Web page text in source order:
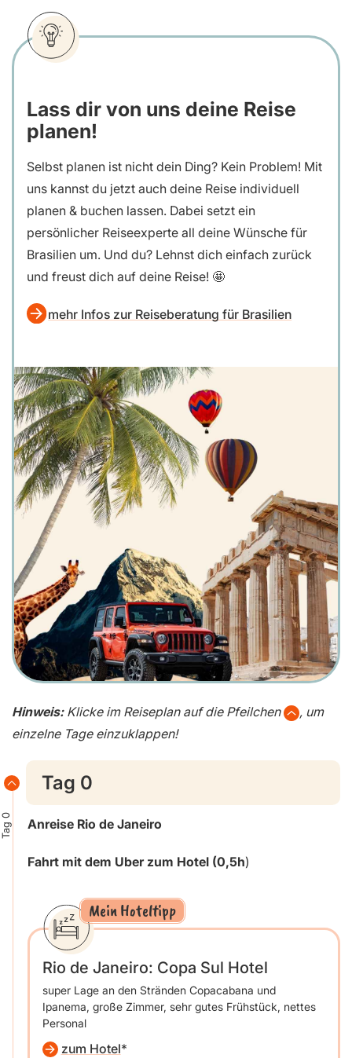
Lass dir von uns deine Reise
planen!
Selbst planen ist nicht dein Ding? Kein Problem! Mit
uns kannst du jetzt auch deine Reise individuell
planen & buchen lassen. Dabei setzt ein
persönlicher Reiseexperte all deine Wünsche für
Brasilien um. Und du? Lehnst dich einfach zurück
und freust dich auf deine Reise! 🤩
mehr Infos zur Reiseberatung für Brasilien
Hinweis: Klicke im Reiseplan auf die Pfeilchen
, um
einzelne Tage einzuklappen!
Tag 0
Tag 0
Anreise Rio de Janeiro
Fahrt mit dem Uber zum Hotel (0,5h)
Mein Hoteltipp
Rio de Janeiro: Copa Sul Hotel
super Lage an den Stränden Copacabana und
Ipanema, große Zimmer, sehr gutes Frühstück, nettes
Personal
zum Hotel